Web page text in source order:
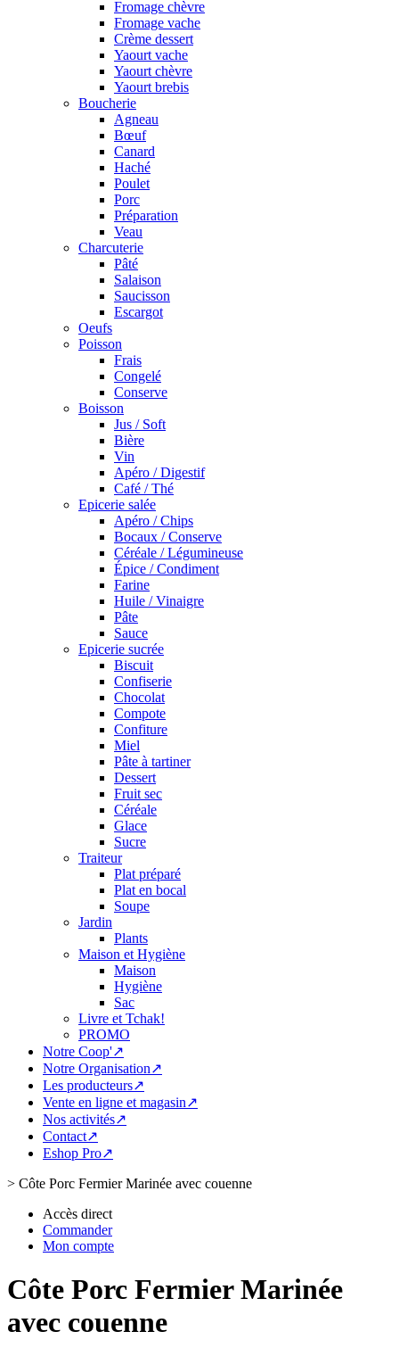
Fromage chèvre
Fromage vache
Crème dessert
Yaourt vache
Yaourt chèvre
Yaourt brebis
Boucherie
Agneau
Bœuf
Canard
Haché
Poulet
Porc
Préparation
Veau
Charcuterie
Pâté
Salaison
Saucisson
Escargot
Oeufs
Poisson
Frais
Congelé
Conserve
Boisson
Jus / Soft
Bière
Vin
Apéro / Digestif
Café / Thé
Epicerie salée
Apéro / Chips
Bocaux / Conserve
Céréale / Légumineuse
Épice / Condiment
Farine
Huile / Vinaigre
Pâte
Sauce
Epicerie sucrée
Biscuit
Confiserie
Chocolat
Compote
Confiture
Miel
Pâte à tartiner
Dessert
Fruit sec
Céréale
Glace
Sucre
Traiteur
Plat préparé
Plat en bocal
Soupe
Jardin
Plants
Maison et Hygiène
Maison
Hygiène
Sac
Livre et Tchak!
PROMO
Notre Coop'↗
Notre Organisation↗
Les producteurs↗
Vente en ligne et magasin↗
Nos activités↗
Contact↗
Eshop Pro↗
> Côte Porc Fermier Marinée avec couenne
Accès direct
Commander
Mon compte
Côte Porc Fermier Marinée
avec couenne